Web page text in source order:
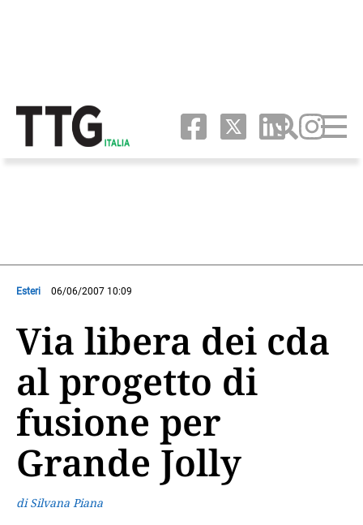
Esteri 06/06/2007 10:09
Via libera dei cda
al progetto di
fusione per
Grande Jolly
di Silvana Piana